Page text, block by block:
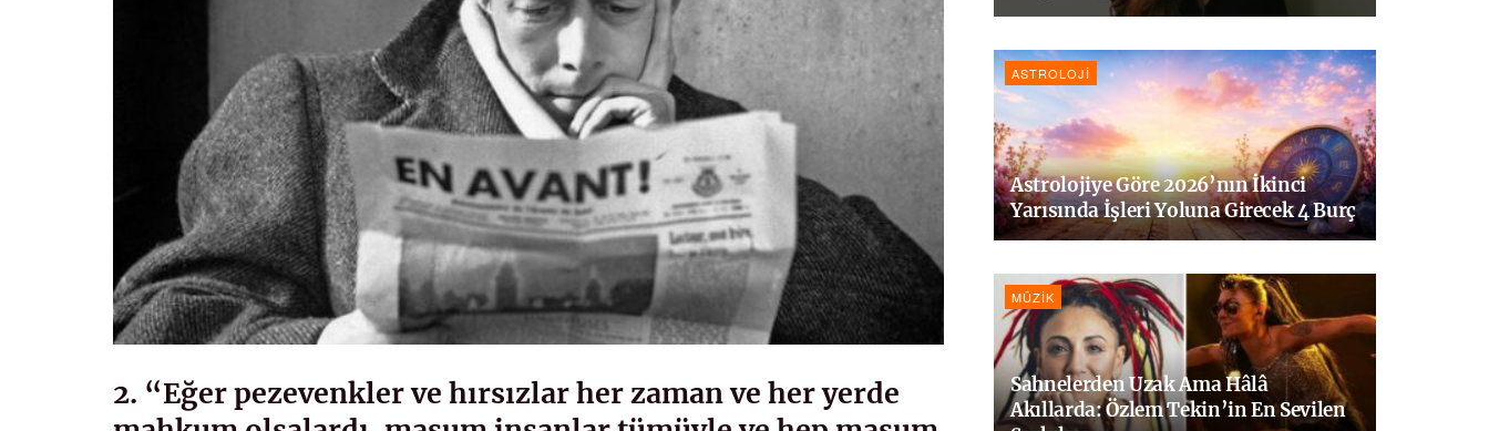
2. “Eğer pezevenkler ve hırsızlar her zaman ve her yerde
ASTROLOJI
Astrolojiye Göre 2026’nın İkinci
Yarısında İşleri Yoluna Girecek 4 Burç
MÜZIK
Sahnelerden Uzak Ama Hâlâ
Akıllarda: Özlem Tekin’in En Sevilen